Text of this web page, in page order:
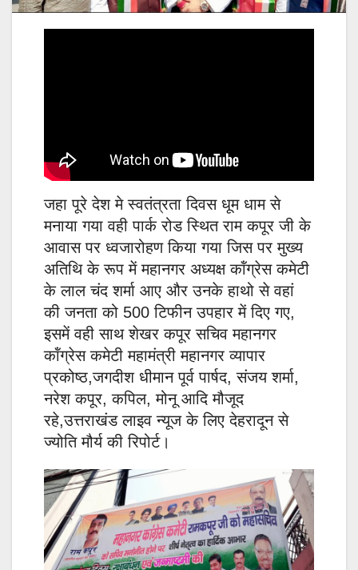
जहा पूरे देश मे स्वतंत्रता दिवस धूम धाम से
मनाया गया वही पार्क रोड स्थित राम कपूर जी के
आवास पर ध्वजारोहण किया गया जिस पर मुख्य
अतिथि के रूप में महानगर अध्यक्ष कॉंग्रेस कमेटी
के लाल चंद शर्मा आए और उनके हाथो से वहां
की जनता को 500 टिफीन उपहार में दिए गए,
इसमें वही साथ शेखर कपूर सचिव महानगर
कॉंग्रेस कमेटी महामंत्री महानगर व्यापार
प्रकोष्ठ,जगदीश धीमान पूर्व पार्षद, संजय शर्मा,
नरेश कपूर, कपिल, मोनू आदि मौजूद
रहे,उत्तराखंड लाइव न्यूज के लिए देहरादून से
ज्योति मौर्य की रिपोर्ट।